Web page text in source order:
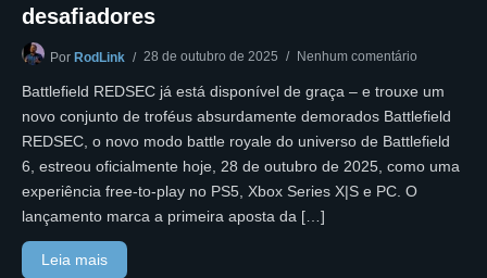
desafiadores
Por RodLink 28 de outubro de 2025 Nenhum comentário
Battlefield REDSEC já está disponível de graça – e trouxe um
novo conjunto de troféus absurdamente demorados Battlefield
REDSEC, o novo modo battle royale do universo de Battlefield
6, estreou oficialmente hoje, 28 de outubro de 2025, como uma
experiência free-to-play no PS5, Xbox Series X|S e PC. O
lançamento marca a primeira aposta da […]
Leia mais